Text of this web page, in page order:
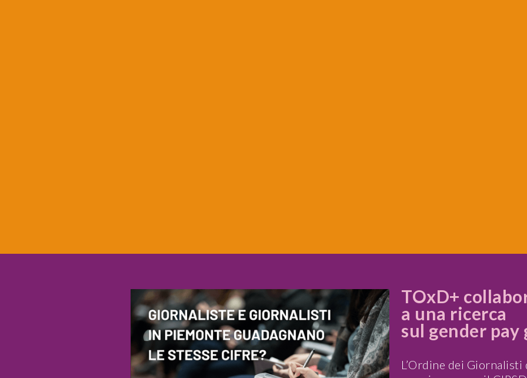
TOxD+
a una ricerca
sul gender pay
L’Ordine dei